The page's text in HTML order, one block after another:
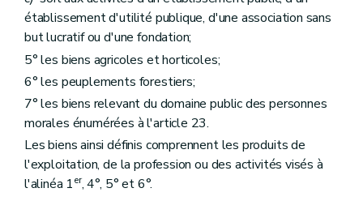
établissement d'utilité publique, d'une association sans
but lucratif ou d'une fondation;
5° les biens agricoles et horticoles;
6° les peuplements forestiers;
7° les biens relevant du domaine public des personnes
morales énumérées à l'article 23.
Les biens ainsi définis comprennent les produits de
l'exploitation, de la profession ou des activités visés à
l'alinéa 1er, 4°, 5° et 6°.